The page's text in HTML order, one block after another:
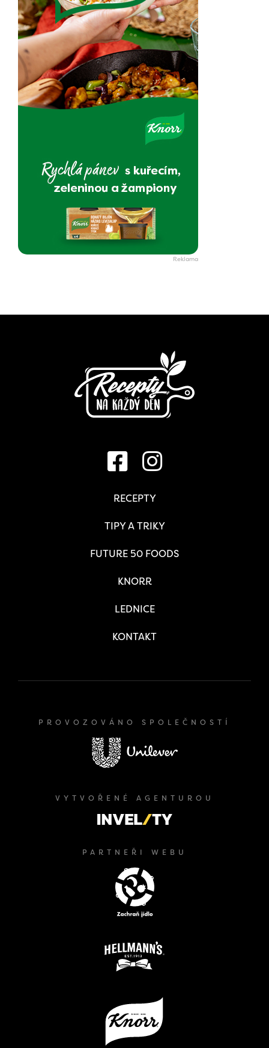
RECEPTY
TIPY A TRIKY
FUTURE 50 FOODS
KNORR
LEDNICE
KONTAKT
PROVOZOVÁNO SPOLEČNOSTÍ
VYTVOŘENÉ AGENTUROU
PARTNEŘI WEBU